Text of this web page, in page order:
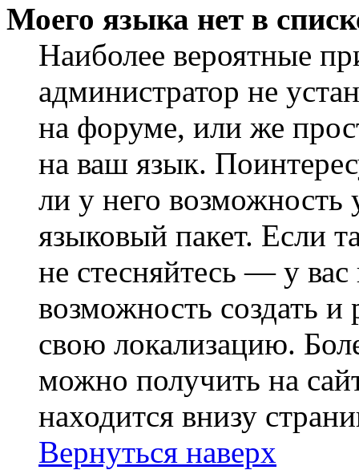
Моего языка нет в
Наиболее вероятные
администратор не
на форуме, или же
на ваш язык.
ли у него
языковый пакет. Если
не стесняйтесь — у вас
возможность создать
свою локализацию.
можно получить на
находится внизу
Вернуться наверх